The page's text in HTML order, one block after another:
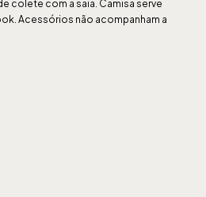
colete com a saia. Camisa serve
Acessórios não acompanham a